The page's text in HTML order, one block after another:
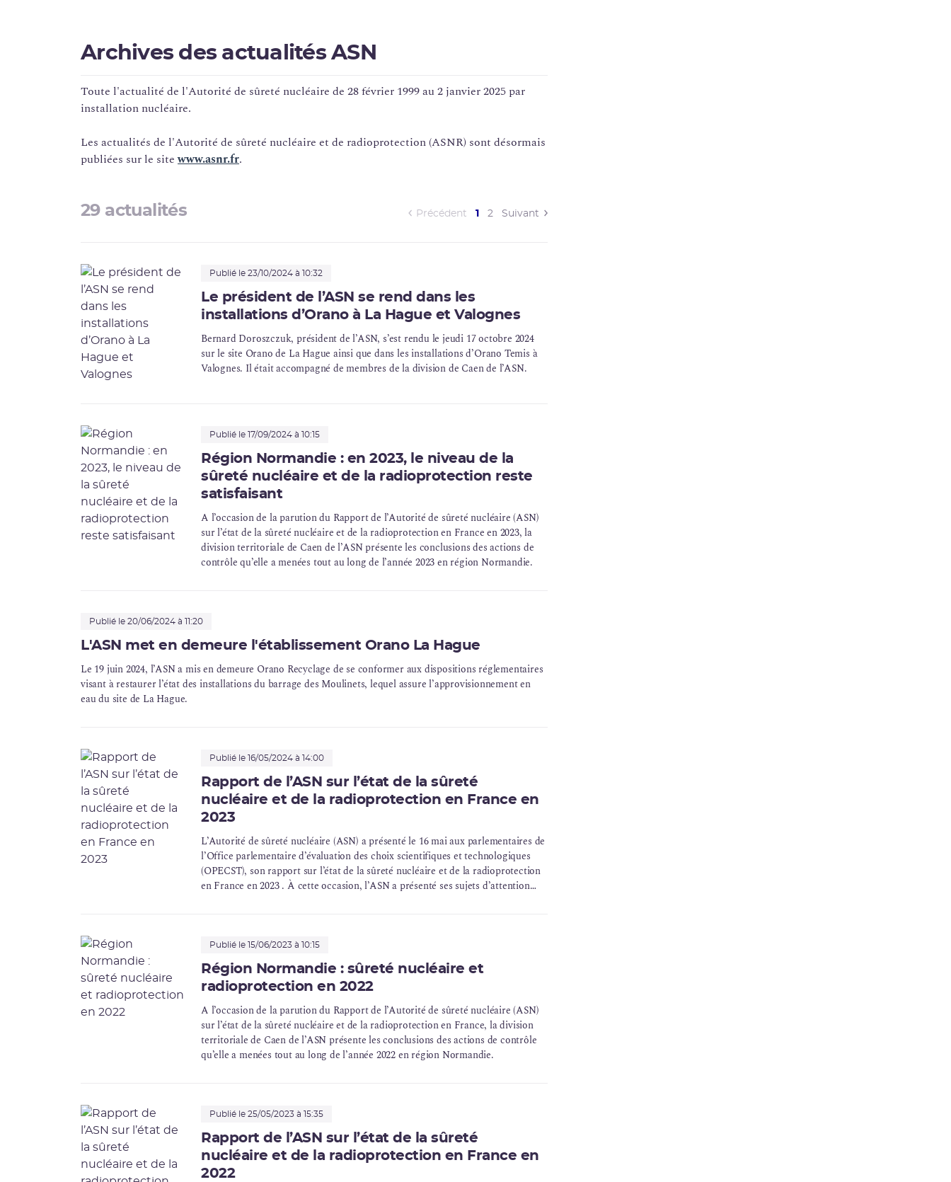
Archives des actualités ASN
Toute l'actualité de l'Autorité de sûreté nucléaire de 28 février 1999 au 2 janvier 2025 par
installation nucléaire.
Les actualités de l'Autorité de sûreté nucléaire et de radioprotection (ASNR) sont désormais
publiées sur le sitewww.asnr.fr.
29 actualités Précédent 1 (current)
2 Suivant
Publié le 23/10/2024 à 10:32
Le président de l’ASN se rend dans les
installations d’Orano à La Hague et Valognes
Bernard Doroszczuk, président de l’ASN, s’est rendu le jeudi 17 octobre 2024
sur le site Oranode La Hague ainsi que dans les installations d’Orano Temis à
Valognes. Il était accompagné de membres de la division de Caen de l’ASN.
Publié le 17/09/2024 à 10:15
Région Normandie : en 2023, le niveau de la
sûreté nucléaire et de la radioprotection reste
satisfaisant
A l’occasion de la parution du Rapport de l’Autorité de sûreté nucléaire (ASN)
sur l’état de la sûreté nucléaire et de la radioprotection en France en 2023, la
division territoriale de Caen de l’ASN présente les conclusions des actions de
contrôle qu’elle a menées tout au long de l’année 2023 en région Normandie.
Publié le 20/06/2024 à 11:20
L'ASN met en demeure l'établissement Orano La Hague
Le 19 juin 2024, l’ASN a mis en demeure Orano Recyclage de se conformer aux dispositions réglementaires
visant à restaurer l’état des installations du barrage des Moulinets, lequel assure l’approvisionnement en
eau du site de La Hague.
Publié le 16/05/2024 à 14:00
Rapport de l’ASN sur l’état de la sûreté
nucléaire et de la radioprotection en France en
2023
L’Autorité de sûreté nucléaire (ASN) a présenté le 16 mai aux parlementaires de
l’Office parlementaire d’évaluation des choix scientifiques et technologiques
(OPECST), son rapport sur l’état de la sûreté nucléaire et de la radioprotection
en France en 2023 . À cette occasion, l’ASN a présenté ses sujets d’attention
Publié le 15/06/2023 à 10:15
Région Normandie : sûreté nucléaire et
radioprotection en 2022
A l’occasion de la parution du Rapport de l’Autorité de sûreté nucléaire (ASN)
sur l’état de la sûreté nucléaire et de la radioprotection en France, la division
territoriale de Caen de l’ASN présente les conclusions des actions de contrôle
qu’elle a menées tout au long de l’année 2022 en région Normandie.
Publié le 25/05/2023 à 15:35
Rapport de l’ASN sur l’état de la sûreté
nucléaire et de la radioprotection en France en
2022